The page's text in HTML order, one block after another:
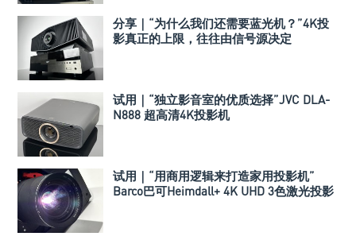
分享｜“为什么我们还需要蓝光机？”4K投
影真正的上限，往往由信号源决定
试用｜“独立影音室的优质选择”JVC DLA-
N888 超高清4K投影机
试用｜“用商用逻辑来打造家用投影机”
Barco巴可Heimdall+ 4K UHD 3色激光投影